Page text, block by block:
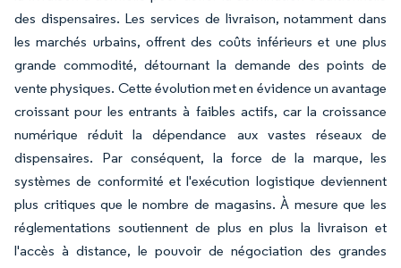
des dispensaires. Les services de livraison, notamment dans
les marchés urbains, offrent des coûts inférieurs et une plus
grande commodité, détournant la demande des points de
vente physiques. Cette évolution met en évidence un avantage
croissant pour les entrants à faibles actifs, car la croissance
numérique réduit la dépendance aux vastes réseaux de
dispensaires. Par conséquent, la force de la marque, les
systèmes de conformité et l'exécution logistique deviennent
plus critiques que le nombre de magasins. À mesure que les
réglementations soutiennent de plus en plus la livraison et
l'accès à distance, le pouvoir de négociation des grandes